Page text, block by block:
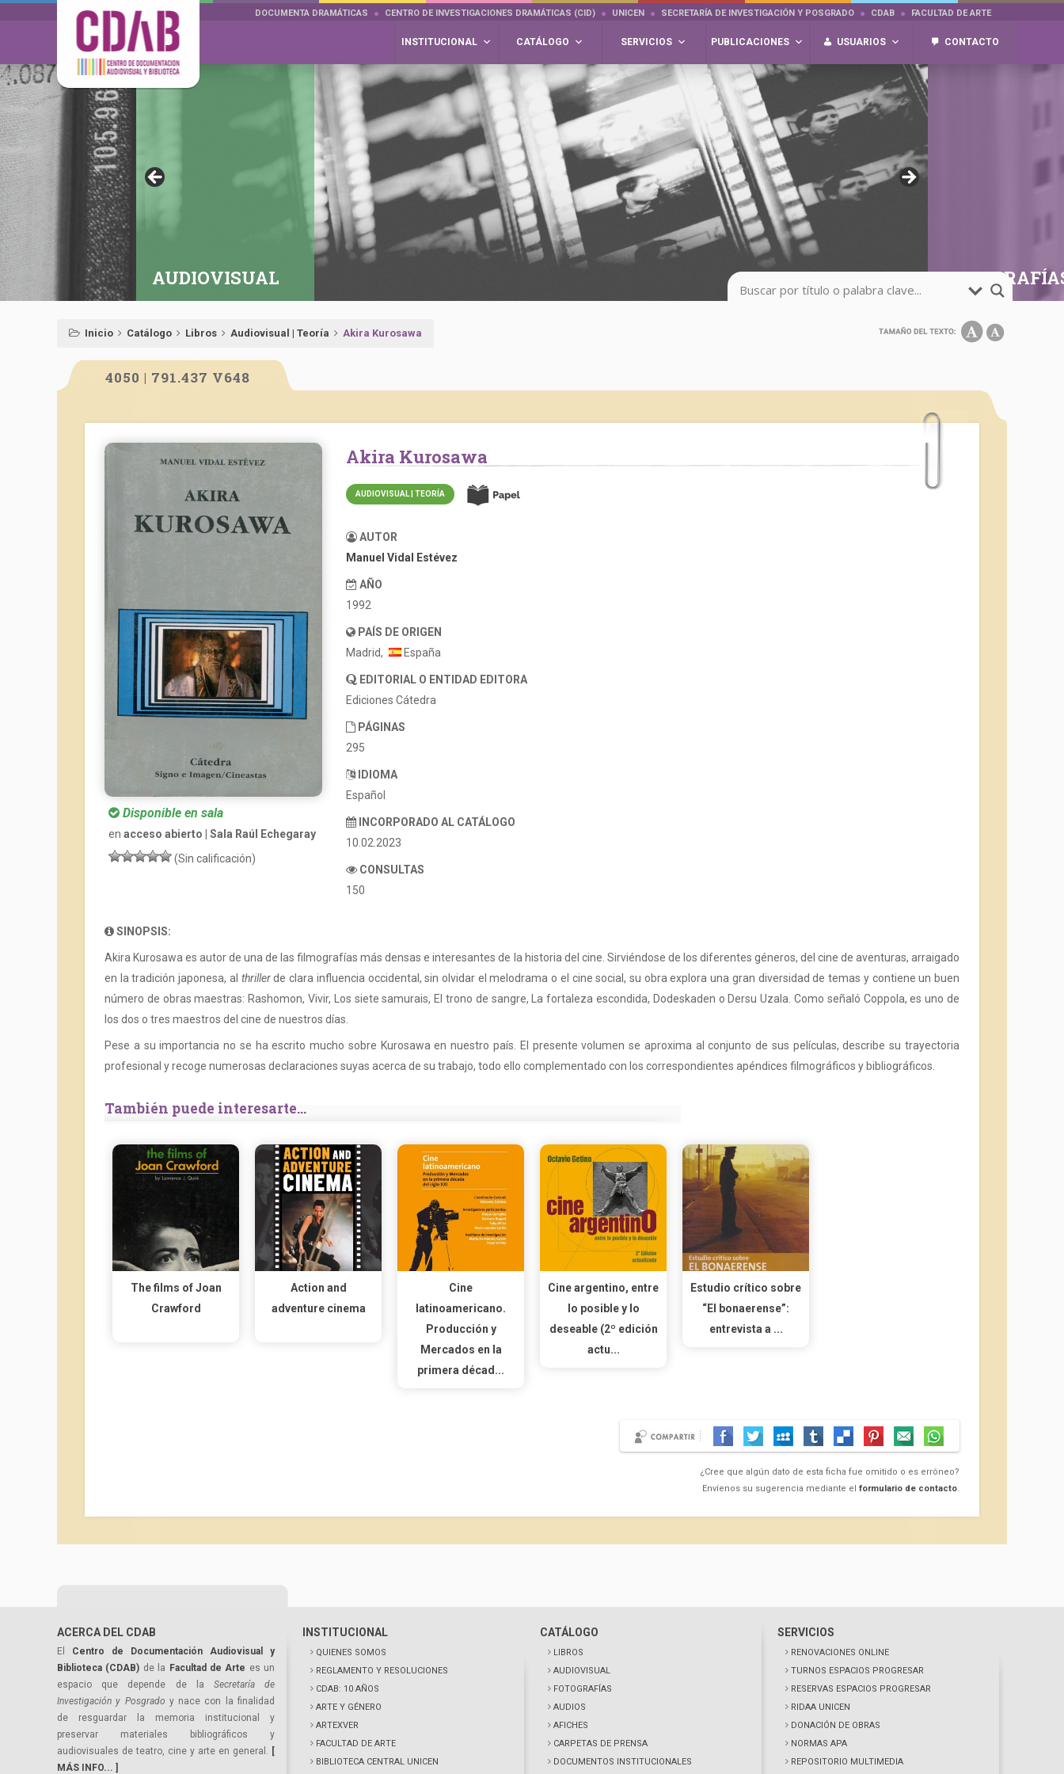
DOCUMENTA DRAMÁTICAS CENTRO DE INVESTIGACIONES DRAMÁTICAS (CID) UNICEN SECRETARÍA DE INVESTIGACIÓN Y POSGRADO CDAB FACULTAD DE ARTE
INSTITUCIONAL CATÁLOGO SERVICIOS PUBLICACIONES USUARIOS CONTACTO
AUDIOVISUAL
Inicio Catálogo Libros Audiovisual | Teoría Akira Kurosawa
4050 | 791.437 V648
Disponible en sala
en acceso abierto | Sala Raúl Echegaray
(Sin calificación)
Akira Kurosawa
AUDIOVISUAL | TEORÍA
AUTOR
Manuel Vidal Estévez
AÑO
1992
PAÍS DE ORIGEN
Madrid,
España
EDITORIAL O ENTIDAD EDITORA
Ediciones Cátedra
PÁGINAS
295
IDIOMA
Español
INCORPORADO AL CATÁLOGO
10.02.2023
CONSULTAS
150
SINOPSIS:
Akira Kurosawa es autor de una de las filmografías más densas e interesantes de la historia del cine. Sirviéndose de los diferentes géneros, del cine de aventuras, arraigado
en la tradición japonesa, al thrillerde clara influencia occidental, sin olvidar el melodrama o el cine social, su obra explora una gran diversidad de temas y contiene un buen
número de obras maestras: Rashomon, Vivir, Los siete samurais, El trono de sangre, La fortaleza escondida, Dodeskaden o Dersu Uzala. Como señaló Coppola, es uno de
los dos o tres maestros del cine de nuestros días.
Pese a su importancia no se ha escrito mucho sobre Kurosawa en nuestro país. El presente volumen se aproxima al conjunto de sus películas, describe su trayectoria
profesional y recoge numerosas declaraciones suyas acerca de su trabajo, todo ello complementado con los correspondientes apéndices filmográficos y bibliográficos.
También puede interesarte...
The films of Joan
Crawford
Action and
adventure cinema
Cine
latinoamericano.
Producción y
Mercados en la
primera décad...
Cine argentino, entre
lo posible y lo
deseable (2º edición
actu...
Estudio crítico sobre
“El bonaerense”:
entrevista a ...
¿Cree que algún dato de esta ficha fue omitido o es erróneo?
Envíenos su sugerencia mediante el formulario de contacto.
ACERCA DEL CDAB
El Centro de Documentación Audiovisual y
Biblioteca (CDAB) de la Facultad de Arte es un
espacio que depende de la Secretaría de
Investigación y Posgrado y nace con la finalidad
de resguardar la memoria institucional y
preservar materiales bibliográficos y
audiovisuales de teatro, cine y arte en general. [
MÁS INFO... ]
INSTITUCIONAL
QUIENES SOMOS
REGLAMENTO Y RESOLUCIONES
CDAB: 10 AÑOS
ARTE Y GÉNERO
ARTEXVER
FACULTAD DE ARTE
BIBLIOTECA CENTRAL UNICEN
CATÁLOGO
LIBROS
AUDIOVISUAL
FOTOGRAFÍAS
AUDIOS
AFICHES
CARPETAS DE PRENSA
DOCUMENTOS INSTITUCIONALES
SERVICIOS
RENOVACIONES ONLINE
TURNOS ESPACIOS PROGRESAR
RESERVAS ESPACIOS PROGRESAR
RIDAA UNICEN
DONACIÓN DE OBRAS
NORMAS APA
REPOSITORIO MULTIMEDIA